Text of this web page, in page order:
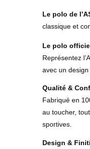
Le polo de
classique et
Le polo
Représentez
avec un
Qualité &
Fabriqué en
au toucher,
sportives.
Design &